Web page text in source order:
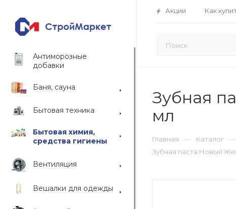
Акции Как
Антиморозные
добавки
Баня, сауна
Бытовая техника
Бытовая химия,
средства гигиены
Вентиляция
Вешалки для одежды
Зубная
мл
Главная — Каталог —
Зубная паста Новый